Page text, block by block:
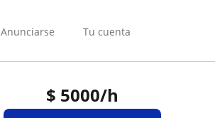
Anunciarse Tu cuenta
$ 5000/h